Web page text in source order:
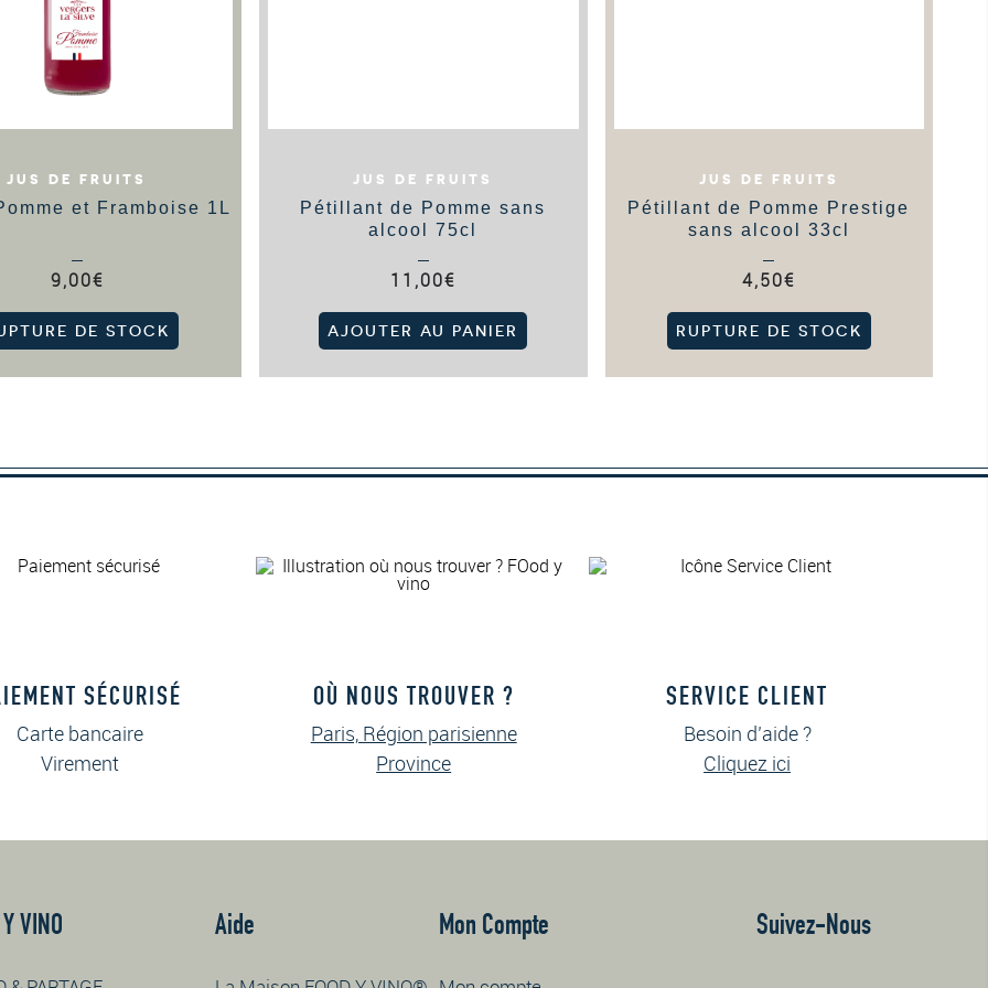
JUS DE FRUITS
et Framboise 1L
9,00€
DE STOCK
JUS DE FRUITS
Pétillant de Pomme sans
alcool 75cl
11,00€
AJOUTER AU PANIER
JUS DE FRUITS
Pétillant de Pomme Prestige
sans alcool 33cl
4,50€
RUPTURE DE STOCK
SÉCURISÉ
Carte bancaire
Virement
OÙ NOUS TROUVER ?
Paris, Région parisienne
Province
SERVICE CLIENT
Besoin d’aide ?
Cliquez ici
VINO Aide Mon Compte Suivez-Nous